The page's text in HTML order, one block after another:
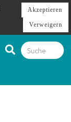
Akzeptieren
Verweigern